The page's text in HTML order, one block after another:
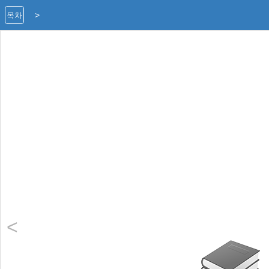
>
목차
<